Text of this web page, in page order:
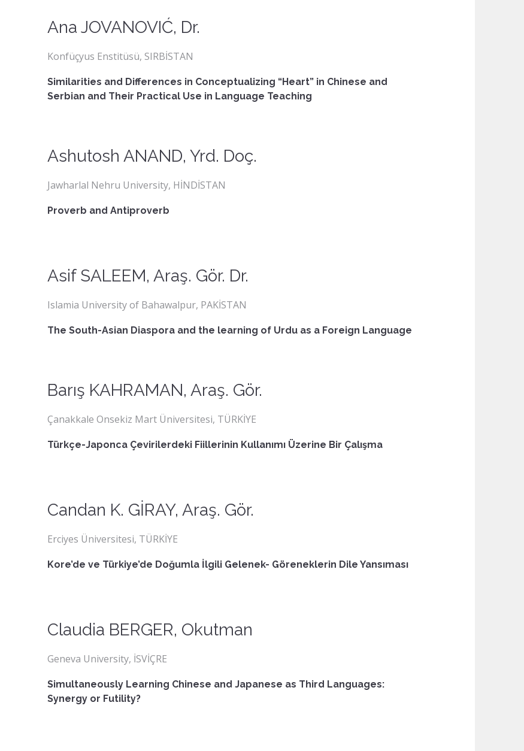
Ana JOVANOVIĆ, Dr.
Konfüçyus Enstitüsü, SIRBİSTAN
Similarities and Differences in Conceptualizing “Heart” in Chinese and
Serbian and Their Practical Use in Language Teaching
Ashutosh ANAND, Yrd. Doç.
Jawharlal Nehru University, HİNDİSTAN
Proverb and Antiproverb
Asif SALEEM, Araş. Gör. Dr.
Islamia University of Bahawalpur, PAKİSTAN
The South-Asian Diaspora and the learning of Urdu as a Foreign Language
Barış KAHRAMAN, Araş. Gör.
Çanakkale Onsekiz Mart Üniversitesi, TÜRKİYE
Türkçe-Japonca Çevirilerdeki Fiillerinin Kullanımı Üzerine Bir Çalışma
Candan K. GİRAY, Araş. Gör.
Erciyes Üniversitesi, TÜRKİYE
Kore’de ve Türkiye’de Doğumla İlgili Gelenek- Göreneklerin Dile Yansıması
Claudia BERGER, Okutman
Geneva University, İSVİÇRE
Simultaneously Learning Chinese and Japanese as Third Languages:
Synergy or Futility?